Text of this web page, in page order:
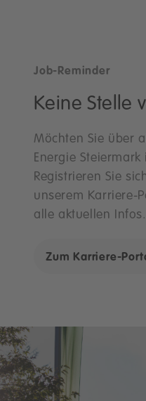
Job-Reminder
Keine Stelle
Möchten Sie über
Energie
Registrieren Sie
unserem Karriere-
alle aktuellen Infos.
Zum Karriere-